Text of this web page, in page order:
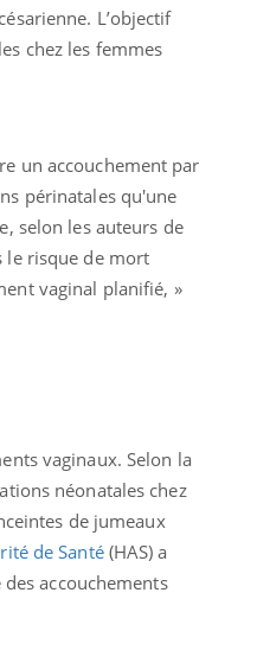
L’objectif
chez les femmes
un accouchement par
périnatales qu'une
selon les auteurs de
le risque de mort
vaginal planifié, »
vaginaux. Selon la
néonatales chez
de jumeaux
de Santé(HAS) a
accouchements
La sieste empêche-t-elle de
dormir la nuit ?
elle enfin ?